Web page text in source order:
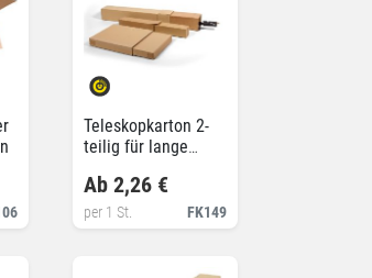
Teleskopkarton 2-
teilig für lange
FK149
Ab 2,26 €
per 1 St.